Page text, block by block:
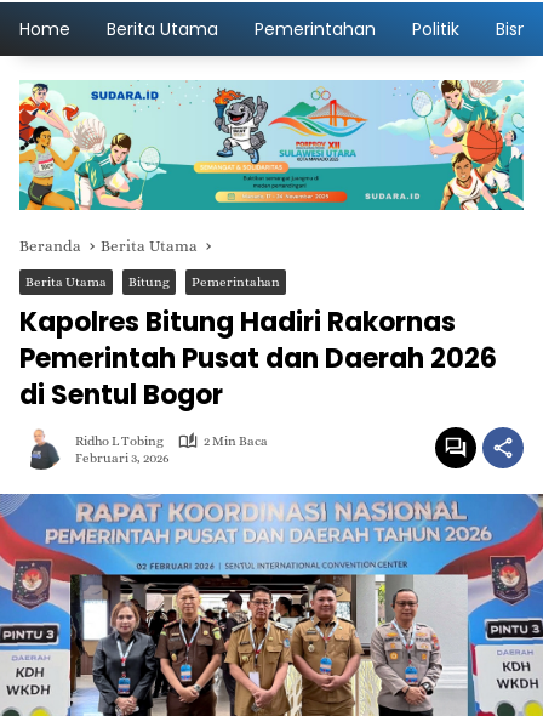
Home Berita Utama Pemerintahan Politik
Beranda Berita Utama
Berita Utama Bitung Pemerintahan
Kapolres Bitung Hadiri Rakornas
Pemerintah Pusat dan Daerah 2026
di Sentul Bogor
Ridho L Tobing
2 Min Baca
Februari 3, 2026